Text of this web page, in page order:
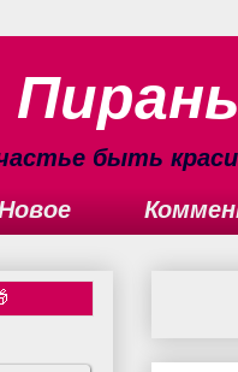
быть